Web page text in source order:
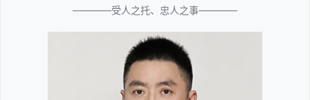
————受人之托、忠人之事————